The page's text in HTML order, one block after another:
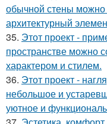
обычной стены
архитектурный
35. Этот проект -
пространстве можно
характером и стилем.
36. Этот проект -
небольшое и
уютное и